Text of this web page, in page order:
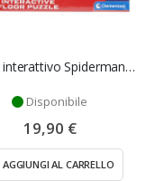
Puzzle interattivo Spiderman 24 pz - Clementoni
Disponibile
19,90 €
AGGIUNGI AL CARRELLO